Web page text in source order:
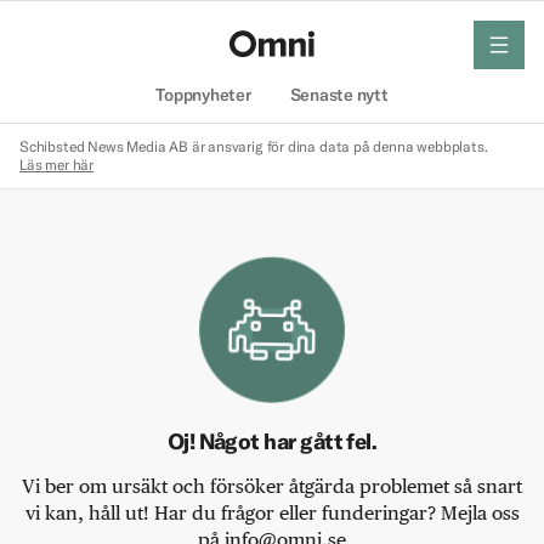
Toppnyheter Senaste nytt
meny
Schibsted News Media AB är ansvarig för dina data på denna webbplats.
Läs mer här
Oj! Något har gått fel.
Vi ber om ursäkt och försöker åtgärda problemet så snart
vi kan, håll ut! Har du frågor eller funderingar? Mejla oss